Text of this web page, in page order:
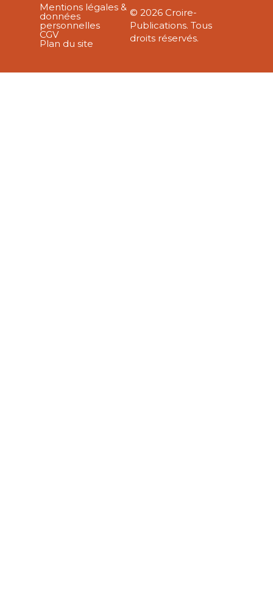
Mentions légales &
données
personnelles
CGV
Plan du site
© 2026 Croire-
Publications. Tous
droits réservés.